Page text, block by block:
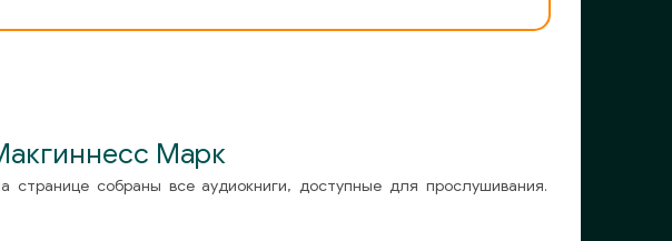
Марк
странице собраны все аудиокниги, доступные для прослушивания.